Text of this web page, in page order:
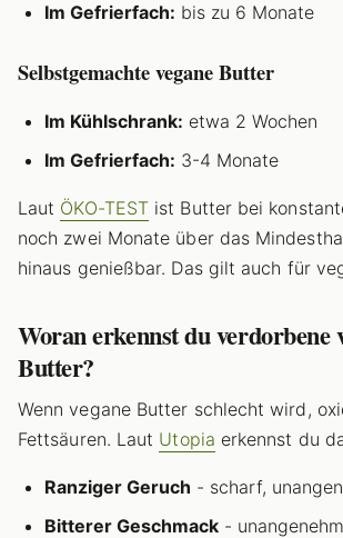
Im Gefrierfach: bis zu 6 Monate
Selbstgemachte vegane Butter
Im Kühlschrank: etwa 2 Wochen
Im Gefrierfach: 3-4 Monate
Laut ÖKO-TEST ist Butter bei
noch zwei Monate über das
hinaus genießbar. Das gilt auch für
Woran erkennst du verdorbene
Butter?
Wenn vegane Butter schlecht wird,
Fettsäuren. Laut Utopia erkennst du
Ranziger Geruch - scharf,
Bitterer Geschmack -